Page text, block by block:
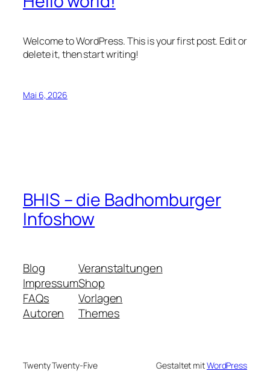
Welcome to WordPress. This is your first post. Edit or
delete it, then start writing!
Mai 6, 2026
BHIS – die Badhomburger
Infoshow
Blog
Impressum
FAQs
Autoren
Veranstaltungen
Shop
Vorlagen
Themes
Twenty Twenty-Five Gestaltet mitWordPress